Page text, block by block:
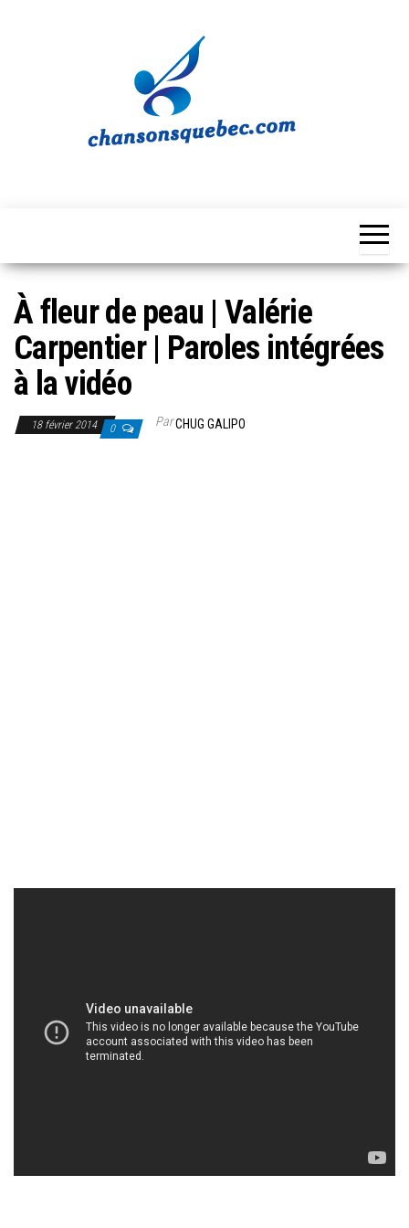
À fleur de peau | Valérie
Carpentier | Paroles intégrées
à la vidéo
18 février 2014 0 ParCHUG GALIPO